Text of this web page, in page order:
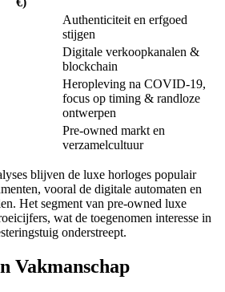
Authenticiteit en erfgoed
stijgen
Digitale verkoopkanalen &
blockchain
Heropleving na COVID-19,
focus op timing & randloze
ontwerpen
Pre-owned markt en
verzamelcultuur
blijven de luxe horloges populair
vooral de digitale automaten en
Het segment van pre-owned luxe
wat de toegenomen interesse in
onderstreept.
Vakmanschap